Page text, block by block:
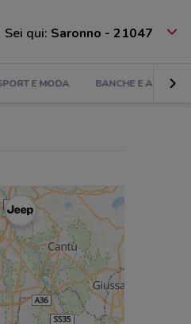
Sei qui: Saronno - 21047
E MODA BANCHE E